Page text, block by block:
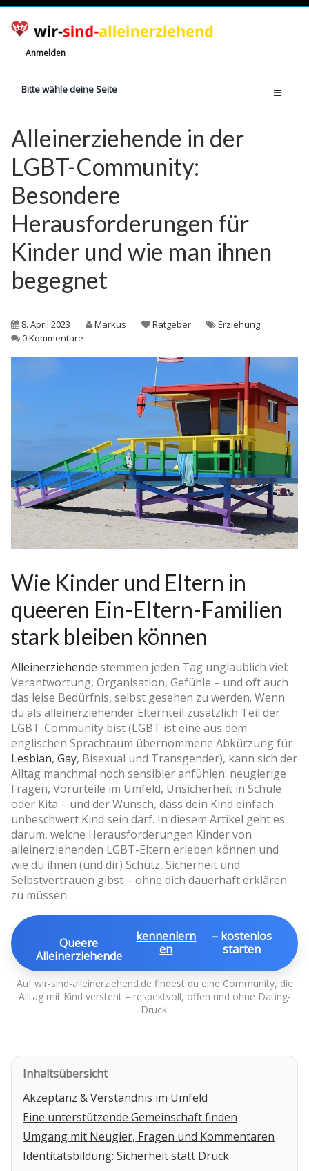
Anmelden
Bitte wähle deine Seite
Jetzt registrieren!
Ratgeber
Anzahl Alleinerziehende
Finanzielle Hilfe
Witze
Rechte
Alleinerziehende in der
LGBT-Community:
Besondere
Herausforderungen für
Kinder und wie man ihnen
begegnet
8. April 2023 Markus Ratgeber
Erziehung
0 Kommentare
Wie Kinder und Eltern in
queeren Ein-Eltern-Familien
stark bleiben können
Alleinerziehende stemmen jeden Tag unglaublich viel:
Verantwortung, Organisation, Gefühle – und oft auch
das leise Bedürfnis, selbst gesehen zu werden. Wenn
du als alleinerziehender Elternteil zusätzlich Teil der
LGBT-Community bist (LGBT ist eine aus dem
englischen Sprachraum übernommene Abkürzung für
Lesbian, Gay, Bisexual und Transgender), kann sich der
Alltag manchmal noch sensibler anfühlen: neugierige
Fragen, Vorurteile im Umfeld, Unsicherheit in Schule
oder Kita – und der Wunsch, dass dein Kind einfach
unbeschwert Kind sein darf. In diesem Artikel geht es
darum, welche Herausforderungen Kinder von
alleinerziehenden LGBT-Eltern erleben können und
wie du ihnen (und dir) Schutz, Sicherheit und
Selbstvertrauen gibst – ohne dich dauerhaft erklären
zu müssen.
Queere
Alleinerziehende
kennenlern
en
– kostenlos
starten
Auf wir-sind-alleinerziehend.de findest du eine Community, die
Alltag mit Kind versteht – respektvoll, offen und ohne Dating-
Druck.
Inhaltsübersicht
Akzeptanz & Verständnis im Umfeld
Eine unterstützende Gemeinschaft finden
Umgang mit Neugier, Fragen und Kommentaren
Identitätsbildung: Sicherheit statt Druck